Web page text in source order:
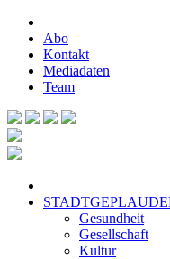
Abo
Kontakt
Mediadaten
Team
Gesundheit
Gesellschaft
Kultur